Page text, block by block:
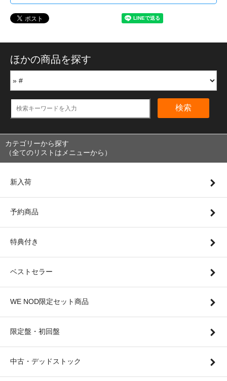
ほかの商品を探す
検索
カテゴリーから探す
（全てのリストはメニューから）
新入荷
予約商品
特典付き
ベストセラー
WE NOD限定セット商品
限定盤・初回盤
中古・デッドストック